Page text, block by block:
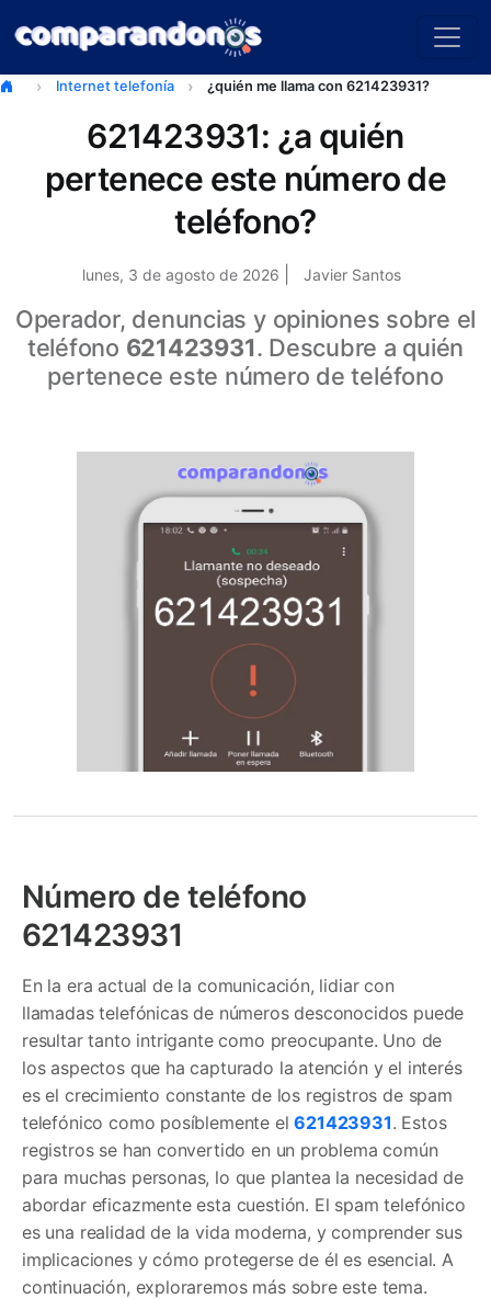
Internet telefonía ¿quién me llama con 621423931?
621423931: ¿a quién
pertenece este número de
teléfono?
lunes, 3 de agosto de 2026 Javier Santos
Operador, denuncias y opiniones sobre el
teléfono 621423931. Descubre a quién
pertenece este número de teléfono
Número de teléfono
621423931
En la era actual de la comunicación, lidiar con
llamadas telefónicas de números desconocidos puede
resultar tanto intrigante como preocupante. Uno de
los aspectos que ha capturado la atención y el interés
es el crecimiento constante de los registros de spam
telefónico como posíblemente el621423931. Estos
registros se han convertido en un problema común
para muchas personas, lo que plantea la necesidad de
abordar eficazmente esta cuestión. El spam telefónico
es una realidad de la vida moderna, y comprender sus
implicaciones y cómo protegerse de él es esencial. A
continuación, exploraremos más sobre este tema.